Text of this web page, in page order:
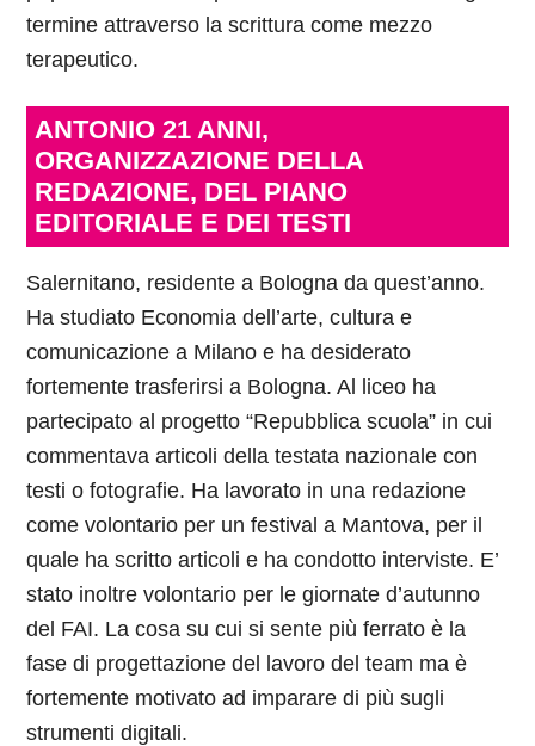
termine attraverso la scrittura come mezzo
terapeutico.
ANTONIO 21 ANNI,
ORGANIZZAZIONE DELLA
REDAZIONE, DEL PIANO
EDITORIALE E DEI TESTI
Salernitano, residente a Bologna da quest’anno.
Ha studiato Economia dell’arte, cultura e
comunicazione a Milano e ha desiderato
fortemente trasferirsi a Bologna. Al liceo ha
partecipato al progetto “Repubblica scuola” in cui
commentava articoli della testata nazionale con
testi o fotografie. Ha lavorato in una redazione
come volontario per un festival a Mantova, per il
quale ha scritto articoli e ha condotto interviste. E’
stato inoltre volontario per le giornate d’autunno
del FAI. La cosa su cui si sente più ferrato è la
fase di progettazione del lavoro del team ma è
fortemente motivato ad imparare di più sugli
strumenti digitali.